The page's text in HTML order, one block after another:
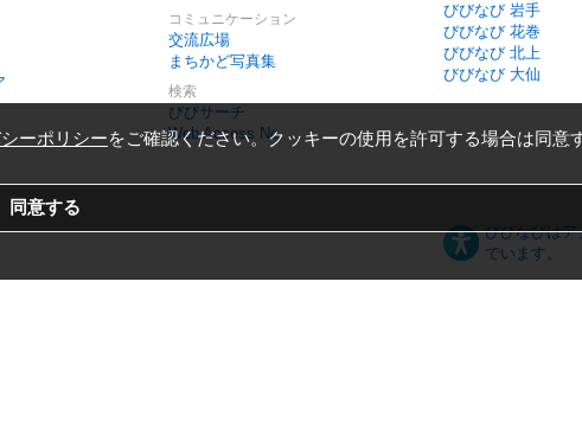
コミュニケーション
交流広場
まちかど写真集
検索
びびサーチ
Web Access No.
びびなび 岩手
びびなび 花巻
びびなび 北上
びびなび 大仙
びびなびはア
でいます。
ーポリシーをご確認ください。クッキーの使用を許可する場合は同意